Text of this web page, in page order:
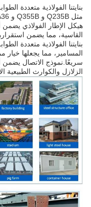
بنايتنا الفولاذية متعددة
هيكل الإطار الفولاذي
القاسية، مما يضمن
بنايتنا الفولاذية متعددة
المسامير، مما يجعلها خيار
سريعًا.نموذج الاتصال يضمن
الزلازل والكوارث الطبيعية